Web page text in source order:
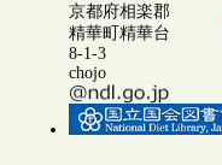
京都府相楽郡
精華町精華台
8-1-3
chojo